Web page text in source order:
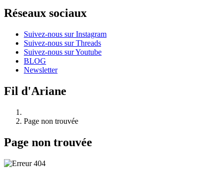
Réseaux sociaux
Suivez-nous sur Instagram
Suivez-nous sur Threads
Suivez-nous sur Youtube
BLOG
Newsletter
Fil d'Ariane
Page non trouvée
Page non trouvée